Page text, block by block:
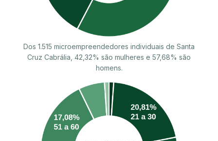
Dos 1.515 microempreendedores individuais de Santa
Cruz Cabrália, 42,32% são mulheres e 57,68% são
homens.